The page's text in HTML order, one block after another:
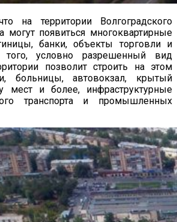
на территории Волгоградского
могут появиться многоквартирные
банки, объекты торговли и
условно разрешенный вид
позволит строить на этом
больницы, автовокзал, крытый
мест и более, инфраструктурные
транспорта и промышленных